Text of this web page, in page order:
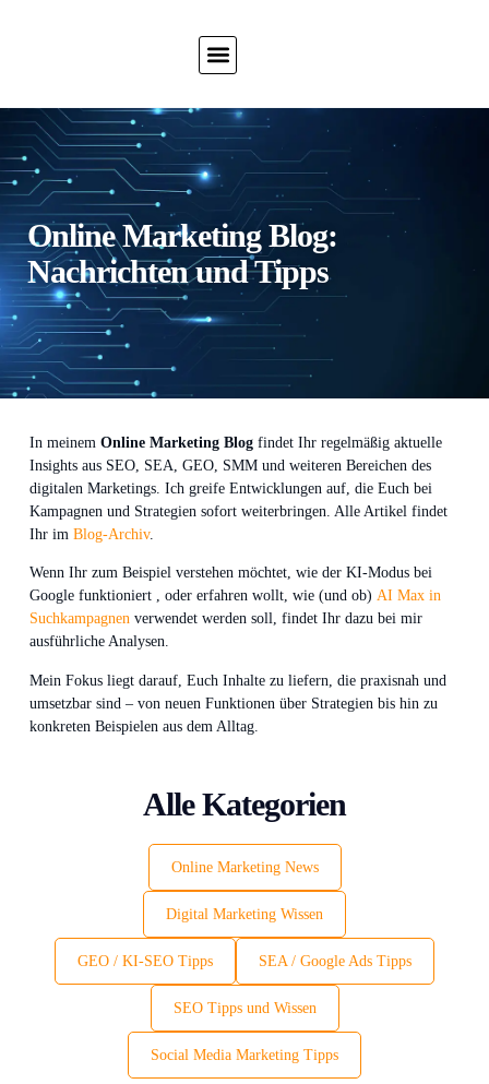
Online Marketing Blog:
Nachrichten und Tipps
In meinem Online Marketing Blog findet Ihr regelmäßig aktuelle
Insights aus SEO, SEA, GEO, SMM und weiteren Bereichen des
digitalen Marketings. Ich greife Entwicklungen auf, die Euch bei
Kampagnen und Strategien sofort weiterbringen. Alle Artikel findet
Ihr im Blog-Archiv.
Wenn Ihr zum Beispiel verstehen möchtet, wie der KI‑Modus bei
Google funktioniert , oder erfahren wollt, wie (und ob) AI Max in
Suchkampagnen verwendet werden soll, findet Ihr dazu bei mir
ausführliche Analysen.
Mein Fokus liegt darauf, Euch Inhalte zu liefern, die praxisnah und
umsetzbar sind – von neuen Funktionen über Strategien bis hin zu
konkreten Beispielen aus dem Alltag.
Alle Kategorien
Online Marketing News
Digital Marketing Wissen
GEO / KI-SEO Tipps SEA / Google Ads Tipps
SEO Tipps und Wissen
Social Media Marketing Tipps